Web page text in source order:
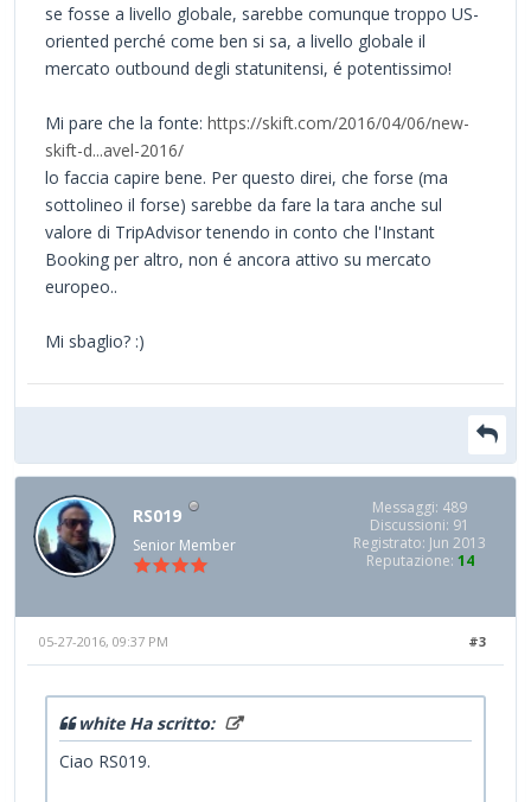
se fosse a livello globale, sarebbe comunque troppo US-
oriented perché come ben si sa, a livello globale il
mercato outbound degli statunitensi, é potentissimo!
Mi pare che la fonte: https://skift.com/2016/04/06/new-
skift-d...avel-2016/
lo faccia capire bene. Per questo direi, che forse (ma
sottolineo il forse) sarebbe da fare la tara anche sul
valore di TripAdvisor tenendo in conto che l'Instant
Booking per altro, non é ancora attivo su mercato
europeo..
Mi sbaglio? :)
RS019
Senior Member
Messaggi: 489
Discussioni: 91
Registrato: Jun 2013
Reputazione: 14
#3
05-27-2016, 09:37 PM
white Ha scritto:
Ciao RS019.